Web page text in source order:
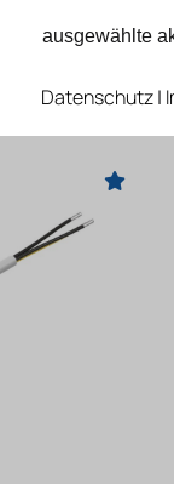
ausgewählte
Datenschutz|